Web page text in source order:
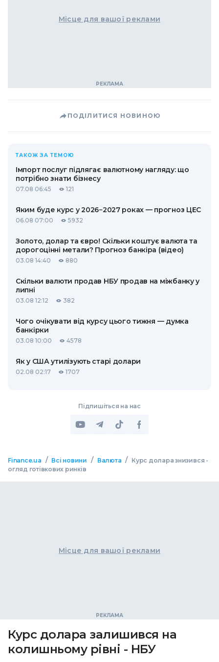
Місце для вашої реклами
ПОДІЛИТИСЯ НОВИНОЮ
ТАКОЖ ЗА ТЕМОЮ
Імпорт послуг підлягає валютному нагляду: що
потрібно знати бізнесу
07.08 06:45 121
Яким буде курс у 2026−2027 роках — прогноз ЦЕС
06.08 07:00 5932
Золото, долар та євро! Скільки коштує валюта та
дорогоцінні метали? Прогноз банкіра (відео)
03.08 14:40 880
Скільки валюти продав НБУ продав на міжбанку у
липні
03.08 12:12 382
Чого очікувати від курсу цього тижня — думка
банкірки
03.08 10:00 4578
Як у США утилізують старі долари
02.08 02:17 1707
Підпишіться на нас
Finance.ua / Всі новини / Валюта / Курс долара знизився -
огляд готівкових ринків
Місце для вашої реклами
Курс долара залишився на
колишньому рівні - НБУ